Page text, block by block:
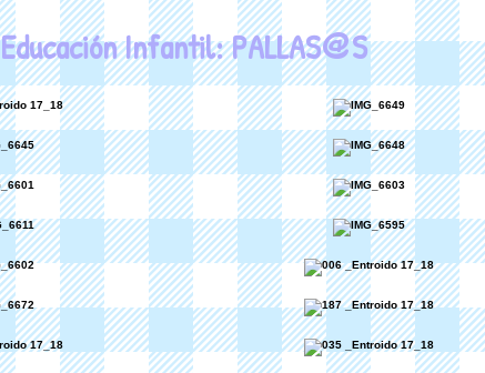
Educación Infantil: PALLAS@S